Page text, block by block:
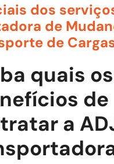
dos
de
de
quais os
de
a